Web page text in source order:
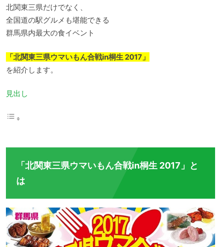
北関東三県だけでなく、
全国道の駅グルメも堪能できる
群馬県内最大の食イベント
「北関東三県ウマいもん合戦in桐生 2017」
を紹介します。
見出し
「北関東三県ウマいもん合戦in桐生 2017」と
は